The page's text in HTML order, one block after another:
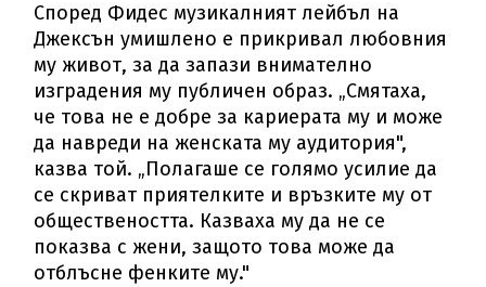
Според Фидес музикалният лейбъл на
Джексън умишлено е прикривал любовния
му живот, за да запази внимателно
изградения му публичен образ. „Смятаха,
че това не е добре за кариерата му и може
да навреди на женската му аудитория",
казва той. „Полагаше се голямо усилие да
се скриват приятелките и връзките му от
обществеността. Казваха му да не се
показва с жени, защото това може да
отблъсне фенките му."